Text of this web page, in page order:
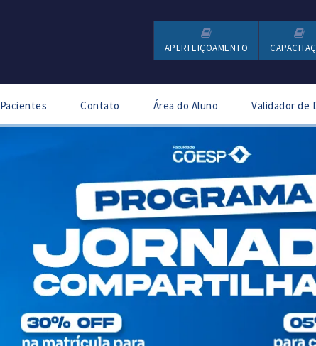
APERFEIÇOAMENTO
Pacientes Contato Área do Aluno Validador de